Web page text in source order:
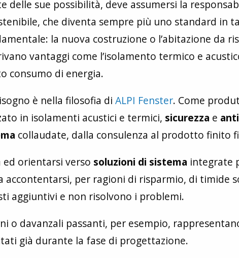
delle sue possibilità, deve assumersi la
che diventa sempre più uno standard in
la nuova costruzione o l’abitazione da
vantaggi come l’isolamento termico e
consumo di energia.
è nella filosofia di ALPI Fenster. Come
in isolamenti acustici e termici, sicurezza e
collaudate, dalla consulenza al prodotto finito
ed orientarsi verso soluzioni di sistema integrate
accontentarsi, per ragioni di risparmio, di timide
aggiuntivi e non risolvono i problemi.
o davanzali passanti, per esempio,
già durante la fase di progettazione.